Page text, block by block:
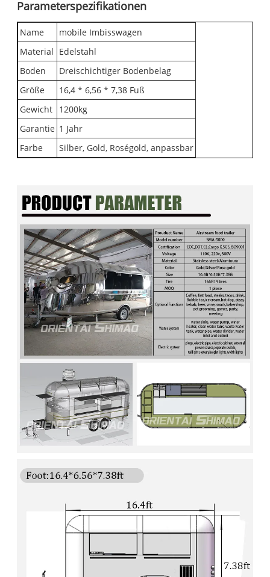
Parameterspezifikationen
Name
mobile Imbisswagen
Material Edelstahl
Boden
Dreischichtiger Bodenbelag
Größe
16,4 * 6,56 * 7,38 Fuß
Gewicht
1200kg
Garantie 1 Jahr
Farbe
Silber, Gold, Roségold, anpassbar